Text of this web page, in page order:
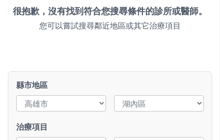
很抱歉，沒有找到符合您搜尋條件的診所或醫師。
您可以嘗試搜尋鄰近地區或其它治療項目
縣市地區
治療項目